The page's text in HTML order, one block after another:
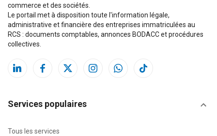
commerce et des sociétés.
Le portail met à disposition toute l'information légale,
administrative et financière des entreprises immatriculées au
RCS : documents comptables, annonces BODACC et procédures
collectives.
Services populaires
Tous les services